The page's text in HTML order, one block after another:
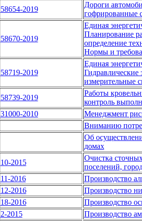
58654-2019
Дороги
гофрированные
58670-2019
Единая
Планирование
определение
Нормы и
58719-2019
Единая
Гидравлические
измерительные
58739-2019
Работы
контроль
31000-2010 Менеджмент
Вниманию
Об
домах
10-2015
Очистка
поселений,
11-2016 Производство
12-2016 Производство
18-2016 Производство
2-2015 Производство